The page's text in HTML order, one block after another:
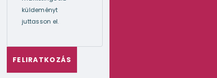
küldeményt
juttasson el.